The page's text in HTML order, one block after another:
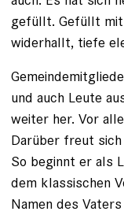
gefüllt. Gefüllt mit
widerhallt, tiefe
und auch Leute
weiter her. Vor
Darüber freut
So be­ginnt er als
dem klassischen
Namen des